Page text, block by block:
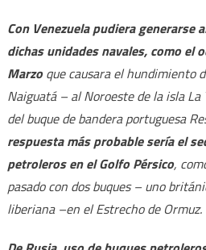
Con Venezuela pudiera generarse
dichas unidades navales, como el
Marzoque causara el hundimiento
Naiguatá – al Noroeste de la isla
del buque de bandera portuguesa
respuesta más probable sería el
petroleros en el Golfo Pérsico,
pasado con dos buques – uno
liberiana –en el Estrecho de Ormuz.